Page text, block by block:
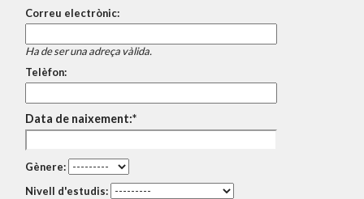
Correu electrònic:
Ha de ser una adreça vàlida.
Telèfon:
Data de naixement:
Gènere:
Nivell d'estudis: